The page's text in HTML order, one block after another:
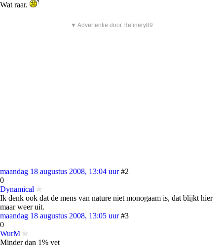
Wat raar.
▼ Advertentie door Refinery89
maandag 18 augustus 2008, 13:04 uur #2
0
Dynamical
Ik denk ook dat de mens van nature niet monogaam is, dat blijkt hier
maar weer uit.
maandag 18 augustus 2008, 13:05 uur #3
0
WurM
Minder dan 1% vet